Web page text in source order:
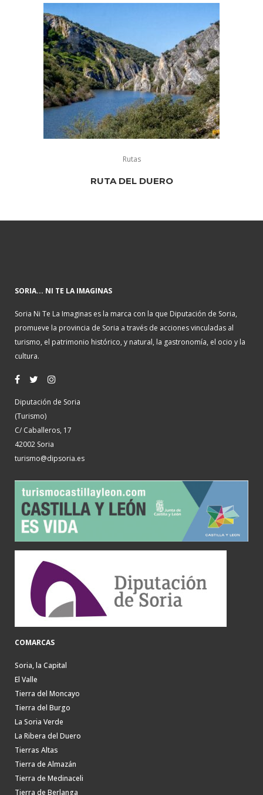
Rutas
RUTA DEL DUERO
SORIA... NI TE LA IMAGINAS
Soria Ni Te La Imaginas es la marca con la que Diputación de Soria,
promueve la provincia de Soria a través de acciones vinculadas al
turismo, el patrimonio histórico, y natural, la gastronomía, el ocio y la
cultura.
Diputación de Soria
(Turismo)
C/ Caballeros, 17
42002 Soria
turismo@dipsoria.es
COMARCAS
Soria, la Capital
El Valle
Tierra del Moncayo
Tierra del Burgo
La Soria Verde
La Ribera del Duero
Tierras Altas
Tierra de Almazán
Tierra de Medinaceli
Tierra de Berlanga